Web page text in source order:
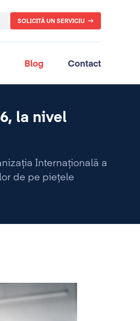
SOLICITĂ UN SERVICIU
Blog Contact
la nivel
Internațională a
de pe piețele